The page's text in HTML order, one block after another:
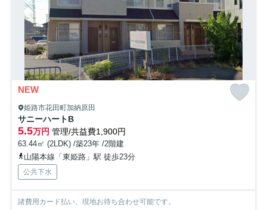
NEW
姫路市花田町加納原田
サニーハートB
5.5万円 管理/共益費1,900円
63.44㎡ (2LDK) /築23年 /2階建
山陽本線「東姫路」駅 徒歩23分
公共下水
諸費用カード払い、現地お待ち合わせ可能です。